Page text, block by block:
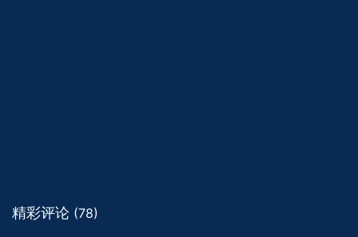
精彩评论 (78)